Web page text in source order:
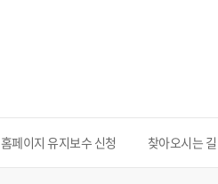
홈페이지 유지보수 신청 찾아오시는 길